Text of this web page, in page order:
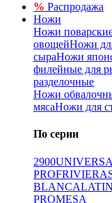
% Распродажа
Ножи
Ножи
овощейНожи
сыраНожи
филейные для
разделочные
Ножи
мясаНожи для
По серии
2900
PROFRIVIERA
BLANCA
PROMESA